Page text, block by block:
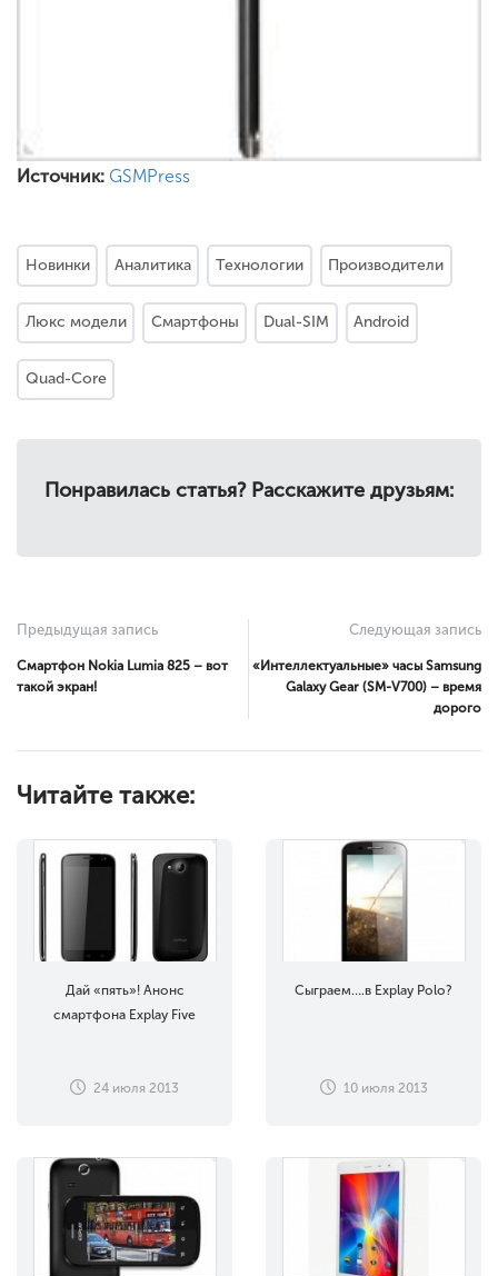
Источник: GSMPress
Новинки Аналитика Технологии Производители
Люкс модели Смартфоны Dual-SIM Android
Quad-Core
Понравилась статья? Расскажите друзьям:
Предыдущая запись
Смартфон Nokia Lumia 825 – вот
такой экран!
Следующая запись
«Интеллектуальные» часы Samsung
Galaxy Gear (SM-V700) – время
дорого
Читайте также:
Дай «пять»! Анонс
смартфона Explay Five
24 июля 2013
Сыграем….в Explay Polo?
10 июля 2013